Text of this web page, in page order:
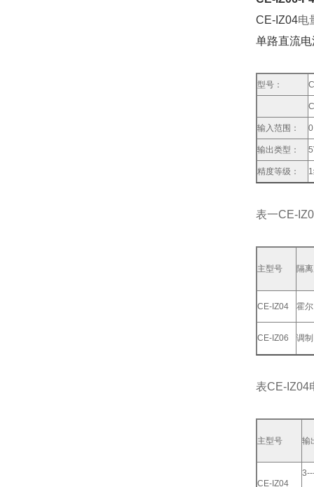
CE-IZ04电
单路直流
型号：
输入范围：
输出类型：
精度等级：
表一CE-
主型号 隔
CE-IZ04 霍尔
CE-IZ06 调制
表CE-IZ04
主型号 输
CE-IZ04